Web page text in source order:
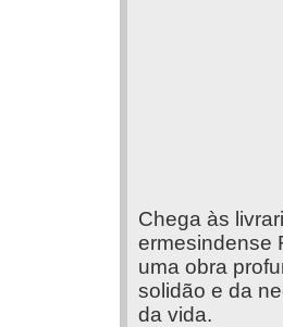
Chega às
ermesindense
uma obra
solidão e da
da vida.